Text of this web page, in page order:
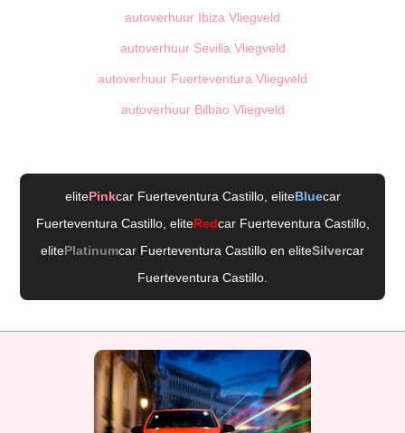
autoverhuur Ibiza Vliegveld
autoverhuur Sevilla Vliegveld
autoverhuur Fuerteventura Vliegveld
autoverhuur Bilbao Vliegveld
elitePinkcar Fuerteventura Castillo, eliteBluecar
Fuerteventura Castillo, eliteRedcar Fuerteventura Castillo,
elitePlatinumcar Fuerteventura Castillo en eliteSilvercar
Fuerteventura Castillo